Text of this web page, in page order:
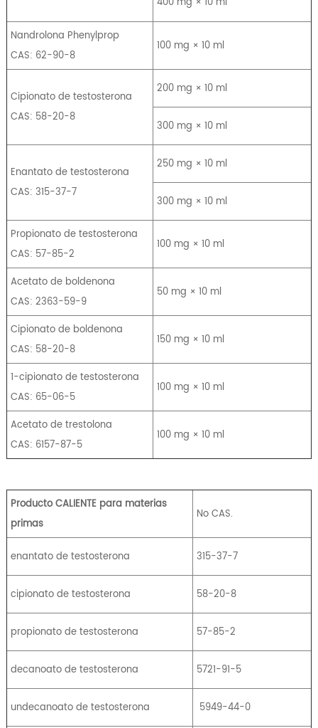
Nandrolona Phenylprop
CAS: 62-90-8
100 mg × 10 ml
Cipionato de testosterona
CAS: 58-20-8
200 mg × 10 ml
300 mg × 10 ml
Enantato de testosterona
CAS: 315-37-7
250 mg × 10 ml
300 mg × 10 ml
Propionato de testosterona
CAS: 57-85-2
100 mg × 10 ml
Acetato de boldenona
CAS: 2363-59-9
50 mg × 10 ml
Cipionato de boldenona
CAS: 58-20-8
150 mg × 10 ml
1-cipionato de testosterona
CAS: 65-06-5
100 mg × 10 ml
Acetato de trestolona
CAS: 6157-87-5
100 mg × 10 ml
Producto CALIENTE para materias
primas
No CAS.
enantato de testosterona 315-37-7
cipionato de testosterona 58-20-8
propionato de testosterona 57-85-2
decanoato de testosterona 5721-91-5
undecanoato de testosterona 5949-44-0